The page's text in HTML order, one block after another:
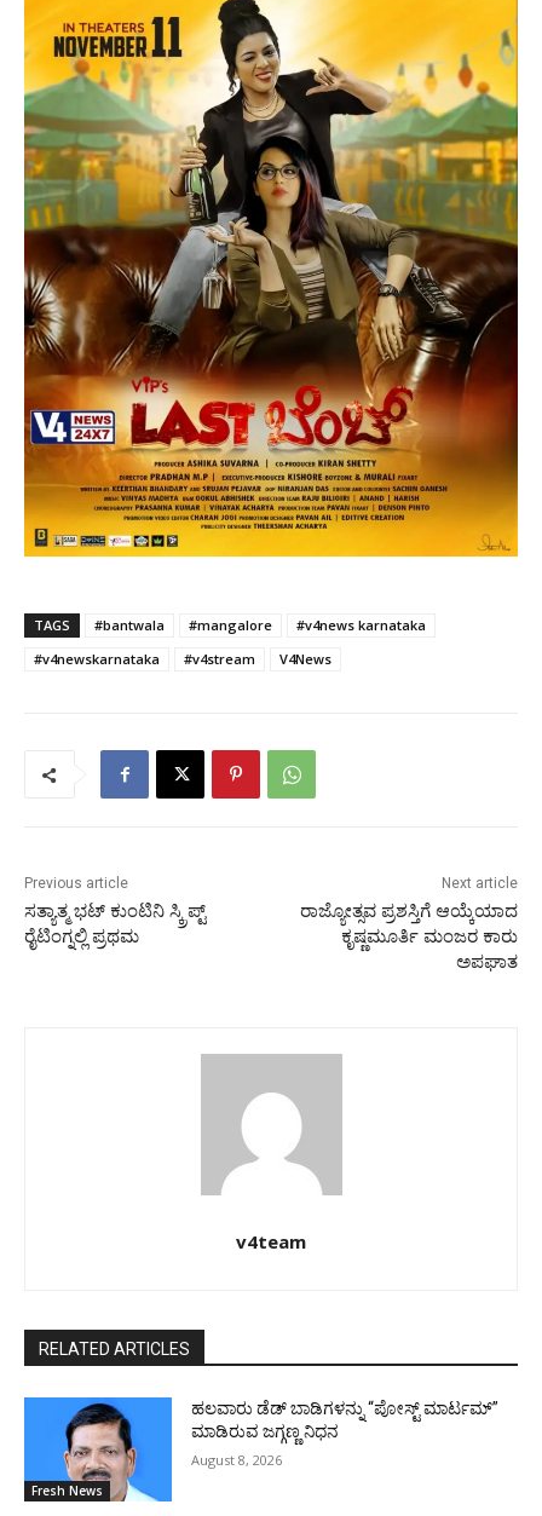
TAGS #bantwala #mangalore
#v4news karnataka
#v4newskarnataka
#v4stream V4News
Previous article
ಸತ್ಯಾತ್ಮ ಭಟ್ ಕುಂಟಿನಿ ಸ್ಕ್ರಿಪ್ಟ್
ರೈಟಿಂಗ್ನಲ್ಲಿ ಪ್ರಥಮ
Next article
ರಾಜ್ಯೋತ್ಸವ ಪ್ರಶಸ್ತಿಗೆ ಆಯ್ಕೆಯಾದ
ಕೃಷ್ಣಮೂರ್ತಿ ಮಂಜರ ಕಾರು
ಅಪಘಾತ
v4team
RELATED ARTICLES
Fresh News
ಹಲವಾರು ಡೆಡ್ ಬಾಡಿಗಳನ್ನು “ಪೋಸ್ಟ್ ಮಾರ್ಟಮ್”
ಮಾಡಿರುವ ಜಗ್ಗಣ್ಣ ನಿಧನ
August 8, 2026